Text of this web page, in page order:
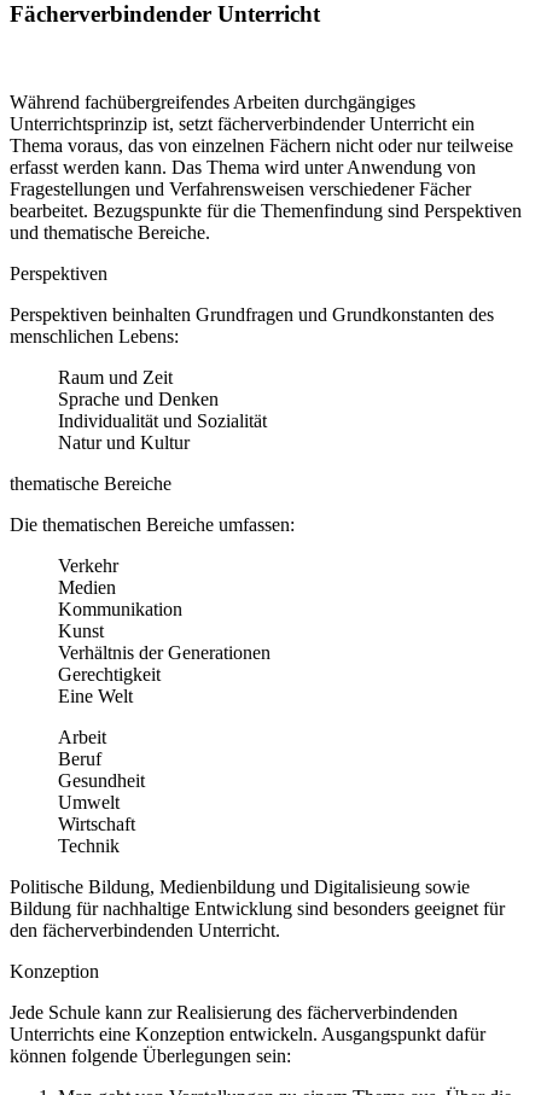
Fächerverbindender Unterricht
Während fachübergreifendes Arbeiten durchgängiges
Unterrichtsprinzip ist, setzt fächerverbindender Unterricht ein
Thema voraus, das von einzelnen Fächern nicht oder nur teilweise
erfasst werden kann. Das Thema wird unter Anwendung von
Fragestellungen und Verfahrensweisen verschiedener Fächer
bearbeitet. Bezugspunkte für die Themenfindung sind Perspektiven
und thematische Bereiche.
Perspektiven
Perspektiven beinhalten Grundfragen und Grundkonstanten des
menschlichen Lebens:
Raum und Zeit
Sprache und Denken
Individualität und Sozialität
Natur und Kultur
thematische Bereiche
Die thematischen Bereiche umfassen:
Verkehr
Medien
Kommunikation
Kunst
Verhältnis der Generationen
Gerechtigkeit
Eine Welt
Arbeit
Beruf
Gesundheit
Umwelt
Wirtschaft
Technik
Politische Bildung, Medienbildung und Digitalisieung sowie
Bildung für nachhaltige Entwicklung sind besonders geeignet für
den fächerverbindenden Unterricht.
Konzeption
Jede Schule kann zur Realisierung des fächerverbindenden
Unterrichts eine Konzeption entwickeln. Ausgangspunkt dafür
können folgende Überlegungen sein: